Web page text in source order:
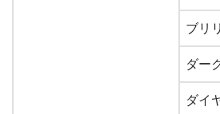
ブリ
ダー
ダイ